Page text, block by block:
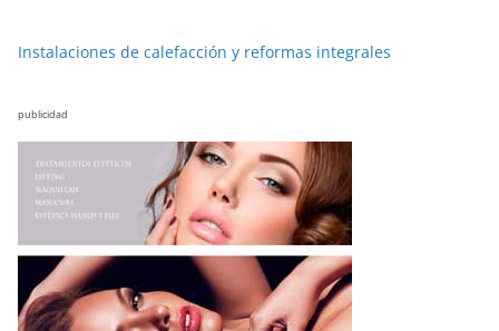
Instalaciones de calefacción y reformas integrales
publicidad